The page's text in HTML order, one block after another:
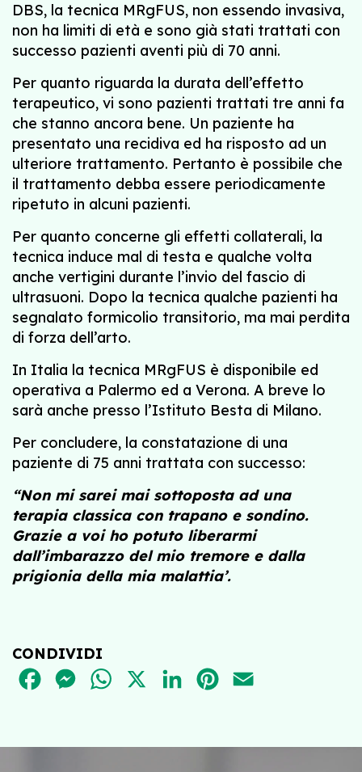
DBS, la tecnica MRgFUS, non essendo invasiva,
non ha limiti di età e sono già stati trattati con
successo pazienti aventi più di 70 anni.
Per quanto riguarda la durata dell’effetto
terapeutico, vi sono pazienti trattati tre anni fa
che stanno ancora bene. Un paziente ha
presentato una recidiva ed ha risposto ad un
ulteriore trattamento. Pertanto è possibile che
il trattamento debba essere periodicamente
ripetuto in alcuni pazienti.
Per quanto concerne gli effetti collaterali, la
tecnica induce mal di testa e qualche volta
anche vertigini durante l’invio del fascio di
ultrasuoni. Dopo la tecnica qualche pazienti ha
segnalato formicolio transitorio, ma mai perdita
di forza dell’arto.
In Italia la tecnica MRgFUS è disponibile ed
operativa a Palermo ed a Verona. A breve lo
sarà anche presso l’Istituto Besta di Milano.
Per concludere, la constatazione di una
paziente di 75 anni trattata con successo:
“Non mi sarei mai sottoposta ad una
terapia classica con trapano e sondino.
Grazie a voi ho potuto liberarmi
dall’imbarazzo del mio tremore e dalla
prigionia della mia malattia’.
CONDIVIDI
FACEBOOKMESSENGER
WHATSAPPLINKEDINPINTEREST